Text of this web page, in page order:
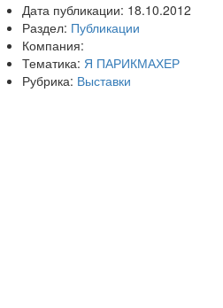
Дата публикации: 18.10.2012
Раздел: Публикации
Компания:
Тематика: Я ПАРИКМАХЕР
Рубрика: Выставки